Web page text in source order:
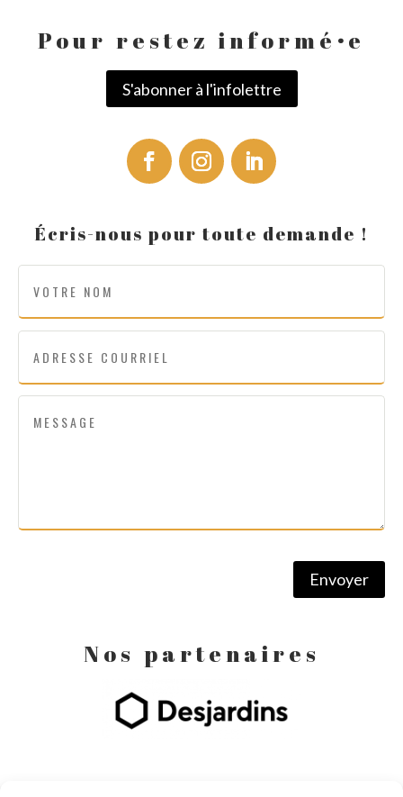
Pour restez informé ·e
S'abonner à l'infolettre
Écris-nous pour toute demande !
Envoyer
Nos partenaires